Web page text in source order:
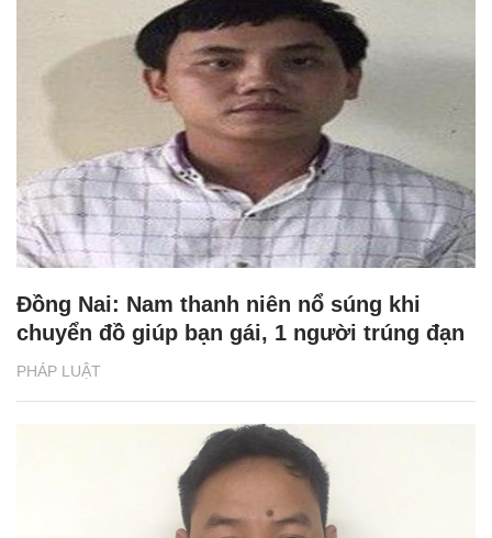
PHÁP LUẬT
Đồng Nai: Nam thanh niên nổ súng khi
chuyển đồ giúp bạn gái, 1 người trúng đạn